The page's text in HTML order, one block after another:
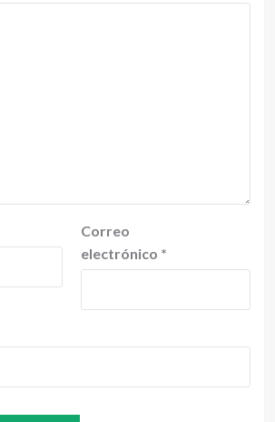
Correo
electrónico *